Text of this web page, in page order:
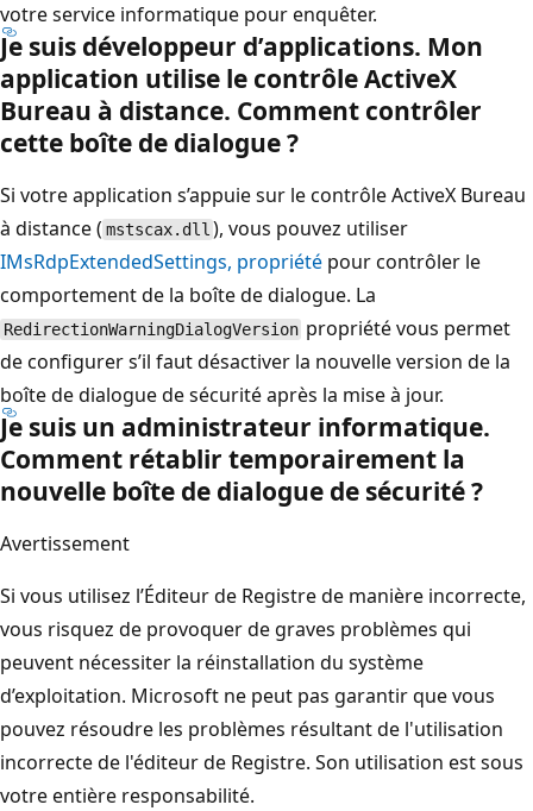
votre service informatique pour enquêter.
Je suis développeur d’applications. Mon
application utilise le contrôle ActiveX
Bureau à distance. Comment contrôler
cette boîte de dialogue ?
Si votre application s’appuie sur le contrôle ActiveX Bureau
à distance ( mstscax.dll ), vous pouvez utiliser
IMsRdpExtendedSettings, propriété pour contrôler le
comportement de la boîte de dialogue. La
RedirectionWarningDialogVersion propriété vous permet
de configurer s’il faut désactiver la nouvelle version de la
boîte de dialogue de sécurité après la mise à jour.
Je suis un administrateur informatique.
Comment rétablir temporairement la
nouvelle boîte de dialogue de sécurité ?
Avertissement
Si vous utilisez l’Éditeur de Registre de manière incorrecte,
vous risquez de provoquer de graves problèmes qui
peuvent nécessiter la réinstallation du système
d’exploitation. Microsoft ne peut pas garantir que vous
pouvez résoudre les problèmes résultant de l'utilisation
incorrecte de l'éditeur de Registre. Son utilisation est sous
votre entière responsabilité.